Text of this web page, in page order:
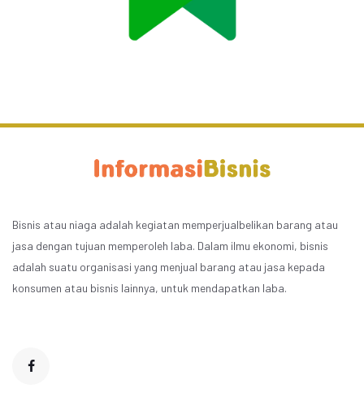
Bisnis atau niaga adalah kegiatan memperjualbelikan barang atau
jasa dengan tujuan memperoleh laba. Dalam ilmu ekonomi, bisnis
adalah suatu organisasi yang menjual barang atau jasa kepada
konsumen atau bisnis lainnya, untuk mendapatkan laba.